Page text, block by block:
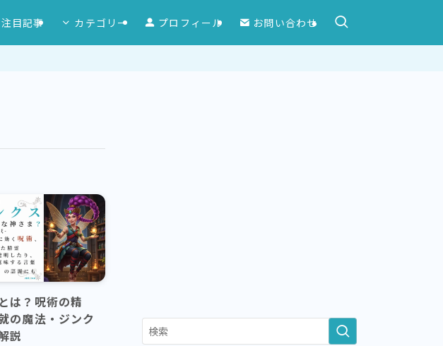
注目記事 カテゴリー プロフィール お問い合わせ
は？呪術の精
の魔法・ジンク
説